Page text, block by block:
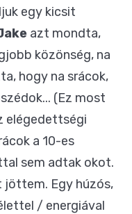
egy kicsit
azt mondta,
közönség, na
hogy na srácok,
(Ez most
elégedettségi
a 10-es
sem adtak okot.
jöttem. Egy húzós,
/ energiával